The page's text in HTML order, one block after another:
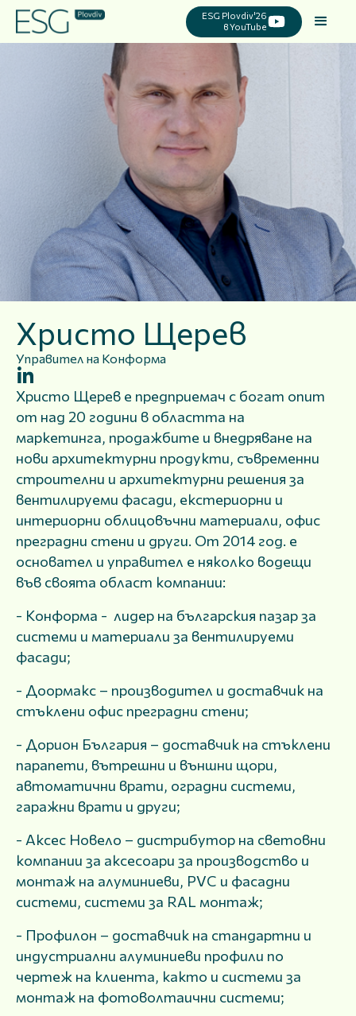
ESG Plovdiv'26
в YouTube
Христо Щерев
Управител на Конформа
Христо Щерев е предприемач с богат опит
от над 20 години в областта на
маркетинга, продажбите и внедряване на
нови архитектурни продукти, съвременни
строителни и архитектурни решения за
вентилируеми фасади, екстериорни и
интериорни облицовъчни материали, офис
преградни стени и други. От 2014 год. е
основател и управител е няколко водещи
във своята област компании:
- Конформа - лидер на българския пазар за
системи и материали за вентилируеми
фасади;
- Доормакс – производител и доставчик на
стъклени офис преградни стени;
- Дорион България – доставчик на стъклени
парапети, вътрешни и външни щори,
автоматични врати, оградни системи,
гаражни врати и други;
- Аксес Новело – дистрибутор на световни
компании за аксесоари за производство и
монтаж на алуминиеви, PVC и фасадни
системи, системи за RAL монтаж;
- Профилон – доставчик на стандартни и
индустриални алуминиеви профили по
чертеж на клиента, както и системи за
монтаж на фотоволтаични системи;